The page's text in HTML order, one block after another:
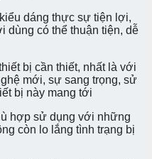
dáng thực sự tiện lợi,
có thể thuận tiện, dễ
bị cần thiết, nhất là với
mới, sự sang trọng, sử
bị này mang tới
hợp sử dụng với những
còn lo lắng tình trạng bị